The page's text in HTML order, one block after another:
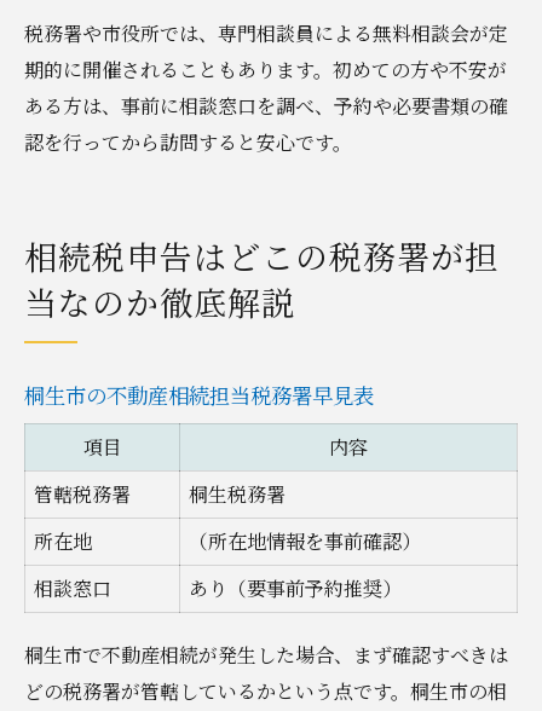
税務署や市役所では、専門相談員による無料相談会が定
期的に開催されることもあります。初めての方や不安が
ある方は、事前に相談窓口を調べ、予約や必要書類の確
認を行ってから訪問すると安心です。
相続税申告はどこの税務署が担
当なのか徹底解説
桐生市の不動産相続担当税務署早見表
項目
内容
管轄税務署
桐生税務署
所在地
（所在地情報を事前確認）
相談窓口
あり（要事前予約推奨）
桐生市で不動産相続が発生した場合、まず確認すべきは
どの税務署が管轄しているかという点です。桐生市の相